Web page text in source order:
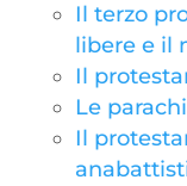
Il terzo
libere e il
Il
Le
Il